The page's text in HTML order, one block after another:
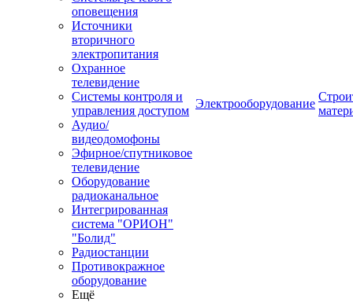
оповещения
Источники
вторичного
электропитания
Охранное
телевидение
Системы контроля и
управления доступом
Аудио/
видеодомофоны
Эфирное/спутниковое
телевидение
Оборудование
радиоканальное
Интегрированная
система "ОРИОН"
"Болид"
Радиостанции
Противокражное
оборудование
Ещё
Электрооборудование